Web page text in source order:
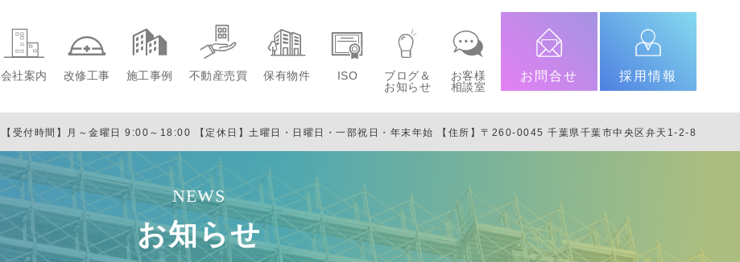
会社案内 改修工事 施工事例 不動産売買 保有物件 ISO
ブログ＆
お知らせ
お客様
相談室
お問合せ 採用情報
【受付時間】月～金曜日 9:00～18:00 【定休日】土曜日・日曜日・一部祝日・年末年始 【住所】〒260-0045 千葉県千葉市中央区弁天1-2-8
NEWS
お知らせ